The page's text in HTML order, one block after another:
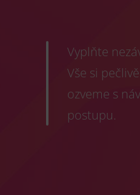
Vyplňte
Vše si
ozveme s
postupu.